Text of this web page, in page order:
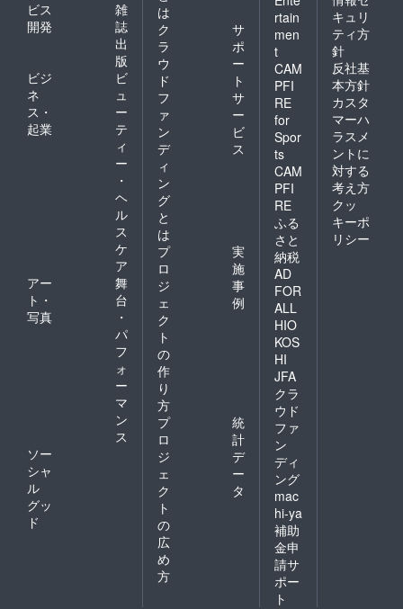
限定で
す。 ※
パンフ
レット
2023年
7月29日
の初上
映に間
に合う
ように
発送い
たしま
す。
ビス
開発
雑
誌
出
版
ビジ
ネ
ス・
起業
ビ
ュ
ー
テ
ィ
ー
・
ヘ
ル
ス
ケ
ア
アー
ト・
写真
舞
台
・
パ
フ
ォ
ー
マ
ン
ス
ソー
シャ
ル
グッ
ド
は
ク
ラ
ウ
ド
フ
ァ
ン
デ
ィ
ン
グ
と
は
サ
ポ
ー
ト
サ
ー
ビ
ス
プ
ロ
ジ
ェ
ク
ト
の
作
り
方
実
施
事
例
プ
ロ
ジ
ェ
ク
ト
の
広
め
方
統
計
デ
ー
タ
rtain
men
t
CAM
PFI
RE
for
Spor
ts
CAM
PFI
RE
ふる
さと
納税
AD
FOR
ALL
HIO
KOS
HI
JFA
クラ
ウド
ファ
ン
ディ
ング
mac
hi-ya
補助
金申
請サ
ポー
ト
キュリ
ティ方
針
反社基
本方針
カスタ
マーハ
ラスメ
ントに
対する
考え方
クッ
キーポ
リシー